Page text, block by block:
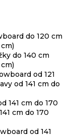
do 120 cm
do 140 cm
od 121
od 141 cm do
141 cm do 170
cm do 170
od 141